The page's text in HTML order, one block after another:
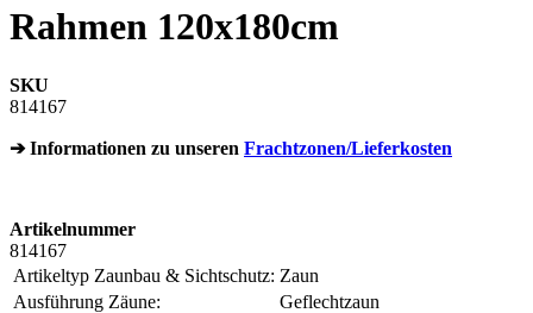
Rahmen 120x180cm
SKU
814167
➔ Informationen zu unseren Frachtzonen/Lieferkosten
Artikelnummer
814167
Artikeltyp Zaunbau & Sichtschutz: Zaun
Ausführung Zäune:
Geflechtzaun